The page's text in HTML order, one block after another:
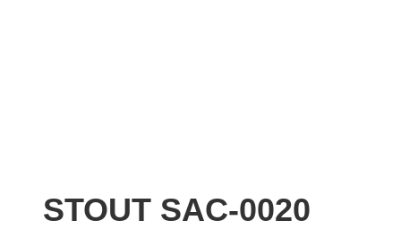
STOUT SAC-0020